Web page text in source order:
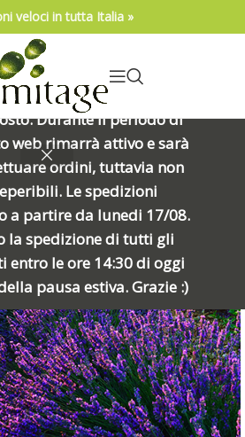
SI PREGA DI
7 agosto alle ore
per una meritata
alle ore 8:00 di
Durante il periodo di
web rimarrà attivo e sarà
ordini, tuttavia non
Le spedizioni
a partire da lunedi 17/08.
la spedizione di tutti gli
entro le ore 14:30 di oggi
pausa estiva. Grazie :)
veloci in tutta Italia »